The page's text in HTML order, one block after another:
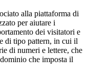
alla piattaforma di
per aiutare i
dei visitatori e
di tipo pattern, in cui il
di numeri e lettere, che
che imposta il